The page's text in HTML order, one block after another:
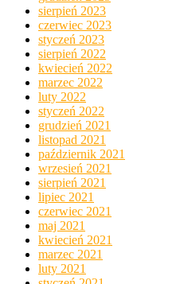
sierpień 2023
czerwiec 2023
styczeń 2023
sierpień 2022
kwiecień 2022
marzec 2022
luty 2022
styczeń 2022
grudzień 2021
listopad 2021
październik 2021
wrzesień 2021
sierpień 2021
lipiec 2021
czerwiec 2021
maj 2021
kwiecień 2021
marzec 2021
luty 2021